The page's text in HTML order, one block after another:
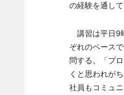
の経験を通し
講習は平日9
ぞれのペース
問する。「プ
くと思われが
社員もコミュ